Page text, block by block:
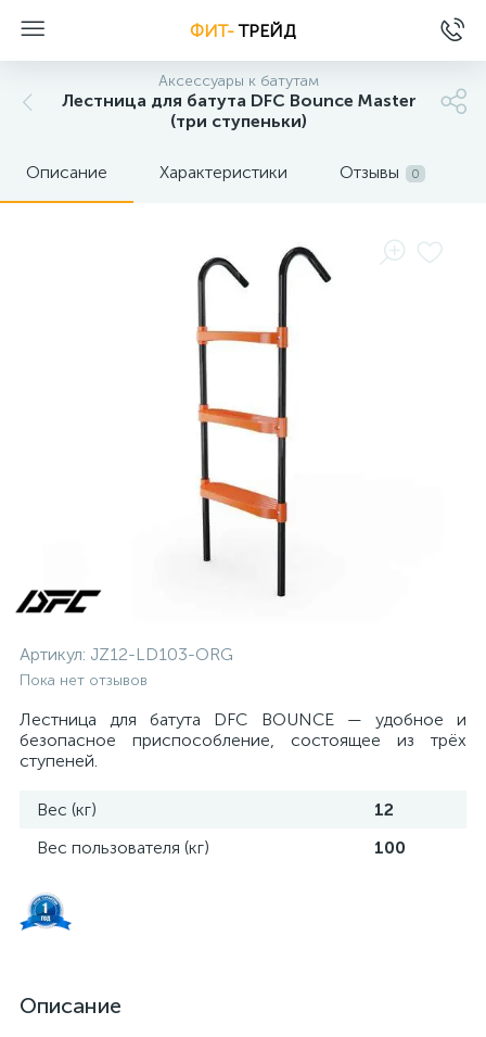
ФИТ-ТРЕЙД
Аксессуары к батутам
Лестница для батута DFC Bounce Master
(три ступеньки)
Описание Характеристики Отзывы 0
Артикул: JZ12-LD103-ORG
Пока нет отзывов
Лестница для батута DFC BOUNCE — удобное и
безопасное приспособление, состоящее из трёх
ступеней.
Вес (кг)
12
Вес пользователя (кг)
100
Описание